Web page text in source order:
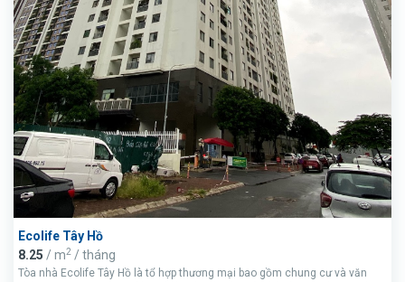
Ecolife Tây Hồ
8.25 / m2 / tháng
Tòa nhà Ecolife Tây Hồ là tổ hợp thương mại bao gồm chung cư và văn